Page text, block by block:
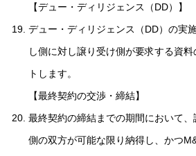
【デュー・ディリジェンス（DD）】
デュー・ディリジェンス（DD）の実
し側に対し譲り受け側が要求する資
トします。
【最終契約の交渉・締結】
最終契約の締結までの期間において
側の双方が可能な限り納得し、かつ